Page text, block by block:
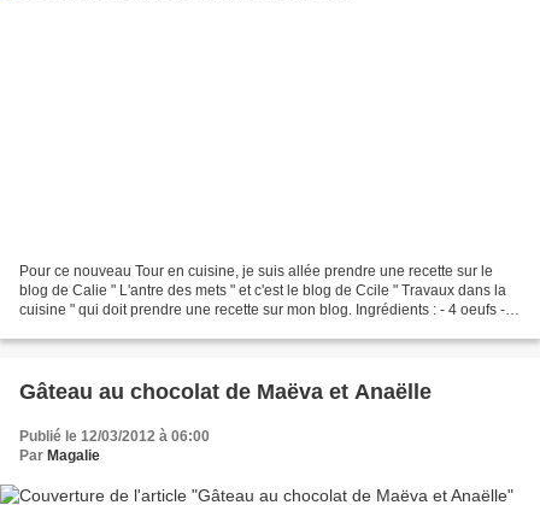
Pour ce nouveau Tour en cuisine, je suis allée prendre une recette sur le
blog de Calie " L'antre des mets " et c'est le blog de Ccile " Travaux dans la
cuisine " qui doit prendre une recette sur mon blog. Ingrédients : - 4 oeufs - 4
Gâteau au chocolat de Maëva et Anaëlle
Publié le 12/03/2012 à 06:00
Par Magalie